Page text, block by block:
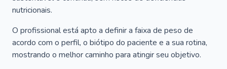
nutricionais.
O profissional está apto a definir a faixa de peso de
acordo com o perfil, o biótipo do paciente e a sua rotina,
mostrando o melhor caminho para atingir seu objetivo.